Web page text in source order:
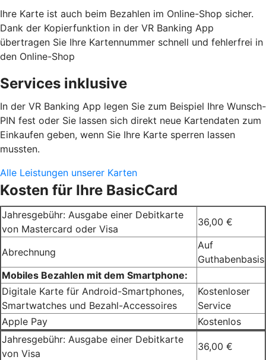
Ihre Karte ist auch beim Bezahlen im Online-Shop sicher.
Dank der Kopierfunktion in der VR Banking App
übertragen Sie Ihre Kartennummer schnell und fehlerfrei in
den Online-Shop
Services inklusive
In der VR Banking App legen Sie zum Beispiel Ihre Wunsch-
PIN fest oder Sie lassen sich direkt neue Kartendaten zum
Einkaufen geben, wenn Sie Ihre Karte sperren lassen
mussten.
Alle Leistungen unserer Karten
Kosten für Ihre BasicCard
Jahresgebühr: Ausgabe einer Debitkarte
von Mastercard oder Visa
36,00 €
Abrechnung
Auf
Guthabenbasis
Mobiles Bezahlen mit dem Smartphone:
Digitale Karte für Android-Smartphones,
Smartwatches und Bezahl-Accessoires
Kostenloser
Service
Apple Pay
Kostenlos
Jahresgebühr: Ausgabe einer Debitkarte
von Visa
36,00 €